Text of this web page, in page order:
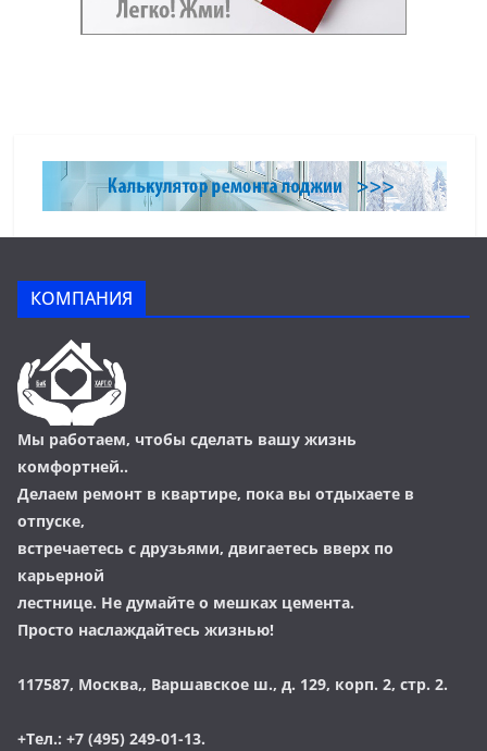
КОМПАНИЯ
Мы работаем, чтобы сделать вашу жизнь
комфортней..
Делаем ремонт в квартире, пока вы отдыхаете в
отпуске,
встречаетесь с друзьями, двигаетесь вверх по
карьерной
лестнице. Не думайте о мешках цемента.
Просто наслаждайтесь жизнью!
117587, Москва,, Варшавское ш., д. 129, корп. 2, стр. 2.
+Тел.: +7 (495) 249-01-13.